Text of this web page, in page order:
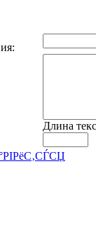
Длина